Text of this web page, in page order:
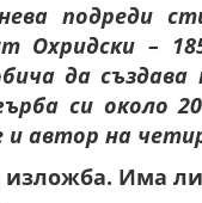
подреди
Охридски –
да
си около
и автор на
изложба. Има